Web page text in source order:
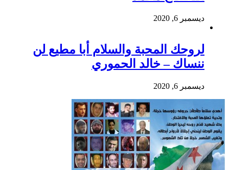
ديسمبر 6, 2020
لروحك المحبة والسلام أبا مطيع لن
ننساك – خالد الحموري
ديسمبر 6, 2020